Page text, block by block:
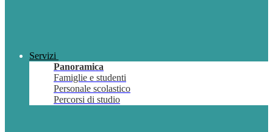
Servizi
Panoramica
Famiglie e studenti
Personale scolastico
Percorsi di studio